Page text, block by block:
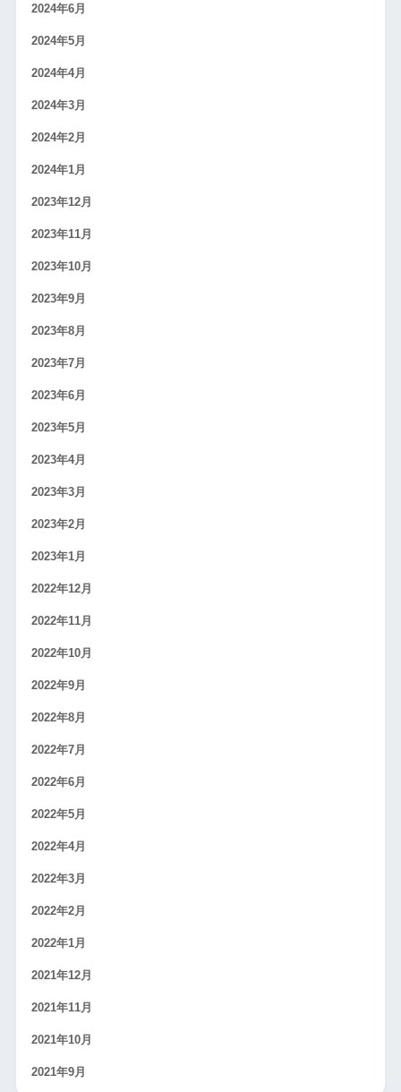
2024年6月
2024年5月
2024年4月
2024年3月
2024年2月
2024年1月
2023年12月
2023年11月
2023年10月
2023年9月
2023年8月
2023年7月
2023年6月
2023年5月
2023年4月
2023年3月
2023年2月
2023年1月
2022年12月
2022年11月
2022年10月
2022年9月
2022年8月
2022年7月
2022年6月
2022年5月
2022年4月
2022年3月
2022年2月
2022年1月
2021年12月
2021年11月
2021年10月
2021年9月